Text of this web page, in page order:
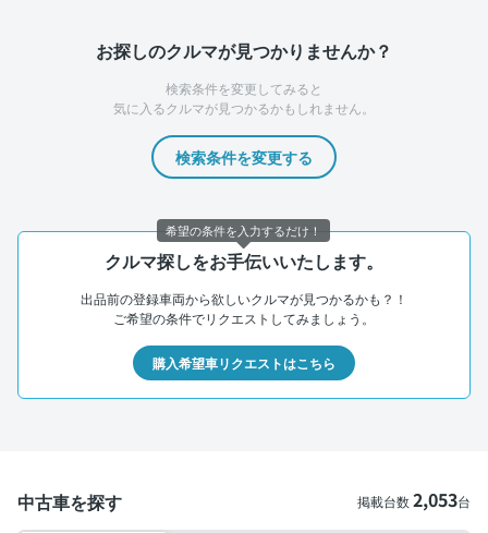
お探しのクルマが見つかりませんか？
検索条件を変更してみると
気に入るクルマが見つかるかもしれません。
検索条件を変更する
クルマ探しをお手伝いいたします。
出品前の登録車両から欲しいクルマが見つかるかも？！
ご希望の条件でリクエストしてみましょう。
購入希望車リクエストはこちら
中古車を探す 掲載台数2,053台
希望の条件を入力するだけ！